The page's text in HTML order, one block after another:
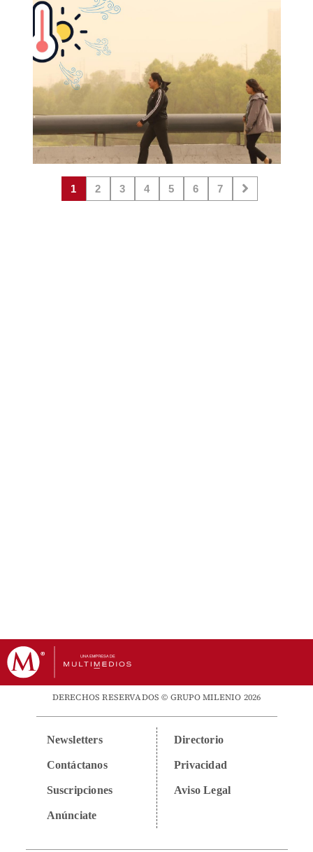
1 2 3 4 5 6 7
DERECHOS RESERVADOS © GRUPO MILENIO 2026
Newsletters
Contáctanos
Suscripciones
Anúnciate
Directorio
Privacidad
Aviso Legal